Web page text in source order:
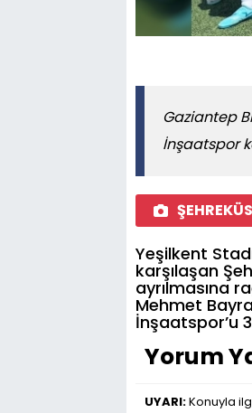
Gaziantep
İnşaatspor
Yeşilkent
karşılaşan
ayrılmasına
Mehmet
İnşaatspor’u
Yorum
UYARI:Konuyla